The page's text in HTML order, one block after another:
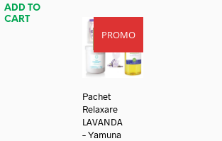
ADD TO
CART
PROMO
REDUC
Pachet
Relaxare
LAVANDA
– Yamuna